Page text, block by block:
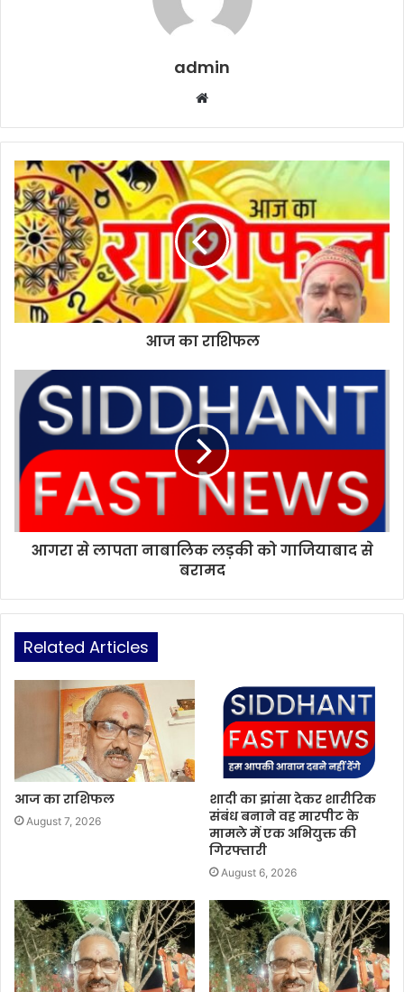
admin
b
s
i
t
e
आज का राशिफल
आगरा से लापता नाबालिक लड़की को गाजियाबाद से
बरामद
Related Articles
आज का राशिफल
August 7, 2026
शादी का झांसा देकर शारीरिक
संबंध बनाने वह मारपीट के
मामले में एक अभियुक्त की
गिरफ्तारी
August 6, 2026